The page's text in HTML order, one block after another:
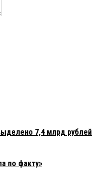
7,4 млрд рублей
по факту»